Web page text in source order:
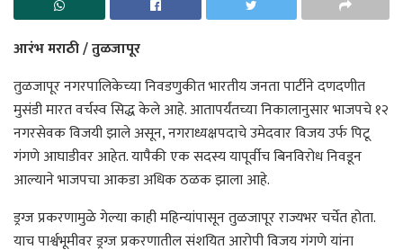
आरंभ मराठी / तुळजापूर
तुळजापूर नगरपालिकेच्या निवडणुकीत भारतीय जनता पार्टीने दणदणीत
मुसंडी मारत वर्चस्व सिद्ध केले आहे. आतापर्यंतच्या निकालानुसार भाजपचे १२
नगरसेवक विजयी झाले असून, नगराध्यक्षपदाचे उमेदवार विजय उर्फ पिटू
गंगणे आघाडीवर आहेत. यापैकी एक सदस्य यापूर्वीच बिनविरोध निवडून
आल्याने भाजपचा आकडा अधिक ठळक झाला आहे.
ड्रग्ज प्रकरणामुळे गेल्या काही महिन्यांपासून तुळजापूर राज्यभर चर्चेत होता.
याच पार्श्वभूमीवर ड्रग्ज प्रकरणातील संशयित आरोपी विजय गंगणे यांना